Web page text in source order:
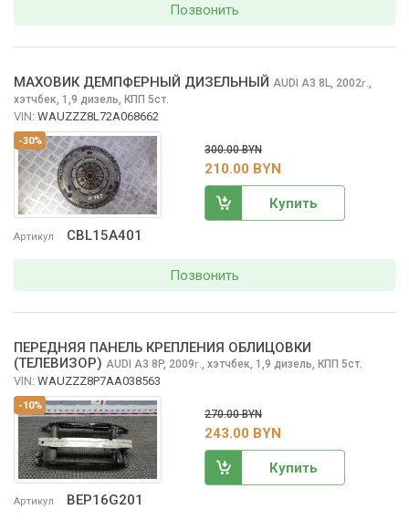
Позвонить
-30%
Артикул CBL15A401
МАХОВИК ДЕМПФЕРНЫЙ ДИЗЕЛЬНЫЙ AUDI A3 8L, 2002г.
хэтчбек, 1,9 дизель, КПП 5ст.
VIN: WAUZZZ8L72A068662
300.00 BYN
210.00 BYN
Купить
Позвонить
-10%
Артикул BEP16G201
ПЕРЕДНЯЯ ПАНЕЛЬ КРЕПЛЕНИЯ ОБЛИЦОВКИ
(ТЕЛЕВИЗОР) AUDI A3 8P, 2009г. хэтчбек, 1,9 дизель, КПП 5ст.
VIN: WAUZZZ8P7AA038563
270.00 BYN
243.00 BYN
Купить